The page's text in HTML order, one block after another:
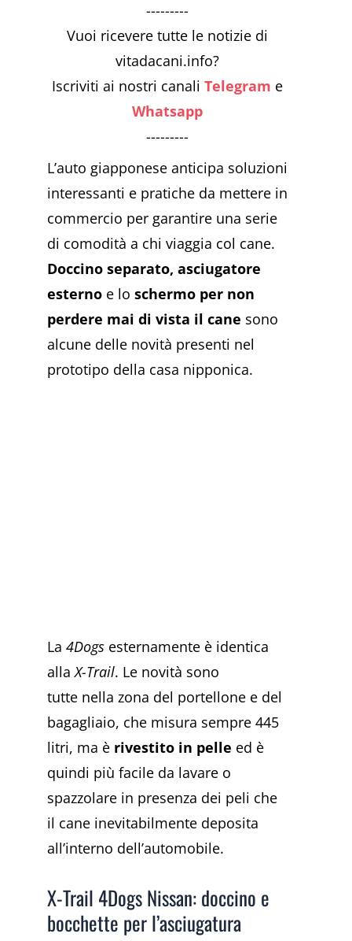
---------
Vuoi ricevere tutte le notizie di
vitadacani.info?
Iscriviti ai nostri canali Telegram e
Whatsapp
---------
L’auto giapponese anticipa soluzioni
interessanti e pratiche da mettere in
commercio per garantire una serie
di comodità a chi viaggia col cane.
Doccino separato, asciugatore
esterno e lo schermo per non
perdere mai di vista il cane sono
alcune delle novità presenti nel
prototipo della casa nipponica.
La 4Dogs esternamente è identica
alla X-Trail. Le novità sono
tutte nella zona del portellone e del
bagagliaio, che misura sempre 445
litri, ma è rivestito in pelle ed è
quindi più facile da lavare o
spazzolare in presenza dei peli che
il cane inevitabilmente deposita
all’interno dell’automobile.
X-Trail 4Dogs Nissan: doccino e
bocchette per l’asciugatura